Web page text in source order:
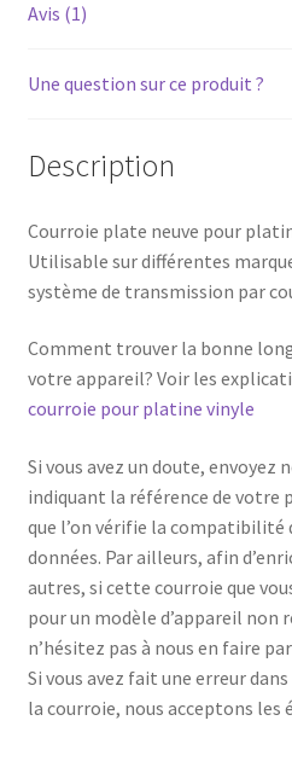
Avis (1)
Une question sur ce produit ?
Description
Courroie plate neuve pour
Utilisable sur différentes
système de transmission par
Comment trouver la bonne
votre appareil? Voir les
courroie pour platine vinyle
Si vous avez un doute, envoyez
indiquant la référence de votre
que l’on vérifie la compatibilité
données. Par ailleurs, afin
autres, si cette courroie que
pour un modèle d’appareil non
n’hésitez pas à nous en faire
Si vous avez fait une erreur
la courroie, nous acceptons les